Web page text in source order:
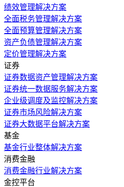
绩效管理解决方案
全面税务管理解决方案
全面预算管理解决方案
资产负债管理解决方案
定价管理解决方案
证券
证券数据资产管理解决方案
证券统一数据服务解决方案
企业级调度及监控解决方案
证券市场风险解决方案
证券大数据平台解决方案
基金
基金行业整体解决方案
消费金融
消费金融行业解决方案
金控平台